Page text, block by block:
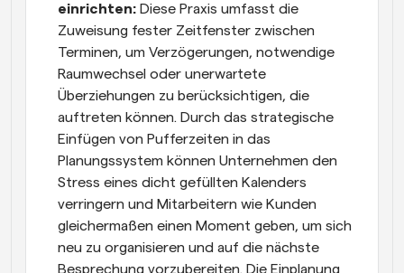
einrichten: Diese Praxis umfasst die
Zuweisung fester Zeitfenster zwischen
Terminen, um Verzögerungen, notwendige
Raumwechsel oder unerwartete
Überziehungen zu berücksichtigen, die
auftreten können. Durch das strategische
Einfügen von Pufferzeiten in das
Planungssystem können Unternehmen den
Stress eines dicht gefüllten Kalenders
verringern und Mitarbeitern wie Kunden
gleichermaßen einen Moment geben, um sich
neu zu organisieren und auf die nächste
Besprechung vorzubereiten. Die Einplanung